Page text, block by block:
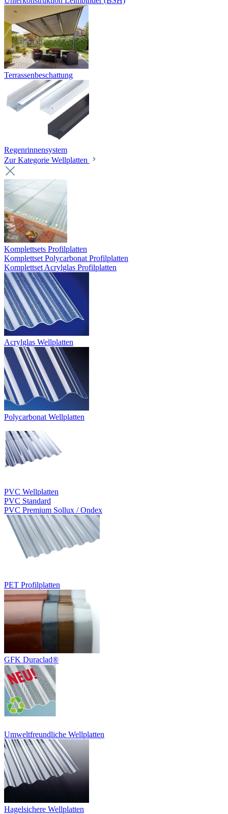
Terrassenbeschattung
Regenrinnensystem
Zur Kategorie Wellplatten
Komplettsets Profilplatten
Komplettset Polycarbonat Profilplatten
Komplettset Acrylglas Profilplatten
Acrylglas Wellplatten
Polycarbonat Wellplatten
PVC Wellplatten
PVC Standard
PVC Premium Sollux / Ondex
PET Profilplatten
GFK Duraclad®
Umweltfreundliche Wellplatten
Hagelsichere Wellplatten